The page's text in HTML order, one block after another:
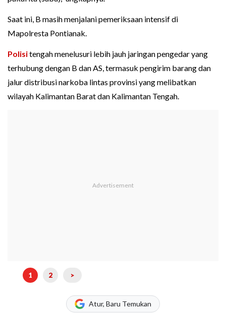
Saat ini, B masih menjalani pemeriksaan intensif di
Mapolresta Pontianak.
Polisitengah menelusuri lebih jauh jaringan pengedar yang
terhubung dengan B dan AS, termasuk pengirim barang dan
jalur distribusi narkoba lintas provinsi yang melibatkan
wilayah Kalimantan Barat dan Kalimantan Tengah.
1 2 >
Atur, Baru Temukan